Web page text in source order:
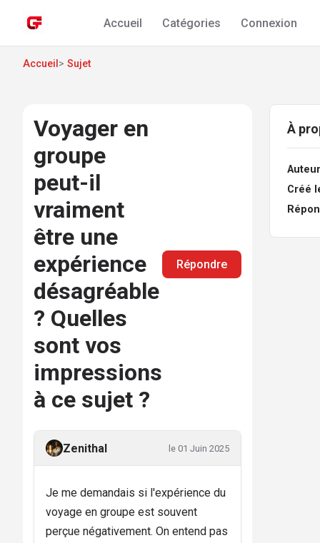
Accueil Catégories Connexion
Accueil > Sujet
Voyager en
groupe
peut-il
vraiment
être une
expérience
désagréable
? Quelles
sont vos
impressions
à ce sujet ?
Répondre
Zenithal le 01 Juin 2025
Je me demandais si l'expérience du
voyage en groupe est souvent
perçue négativement. On entend pas
À
Créé